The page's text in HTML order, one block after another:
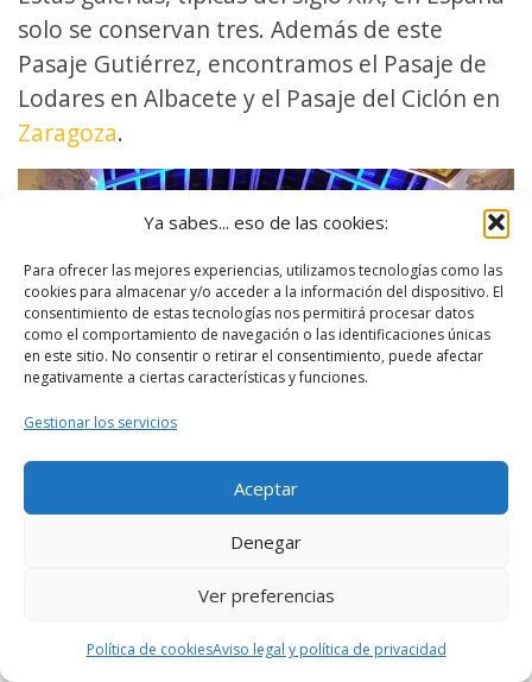
Ya sabes... eso de las cookies:
Para ofrecer las mejores experiencias, utilizamos tecnologías como las
cookies para almacenar y/o acceder a la información del dispositivo. El
consentimiento de estas tecnologías nos permitirá procesar datos
como el comportamiento de navegación o las identificaciones únicas
en este sitio. No consentir o retirar el consentimiento, puede afectar
negativamente a ciertas características y funciones.
Gestionar los servicios
Aceptar
Denegar
Ver preferencias
Política de cookiesAviso legal y política de privacidad
solo se conservan tres. Además de este
Pasaje Gutiérrez, encontramos el Pasaje de
Lodares en Albacete y el Pasaje del Ciclón en
Zaragoza.